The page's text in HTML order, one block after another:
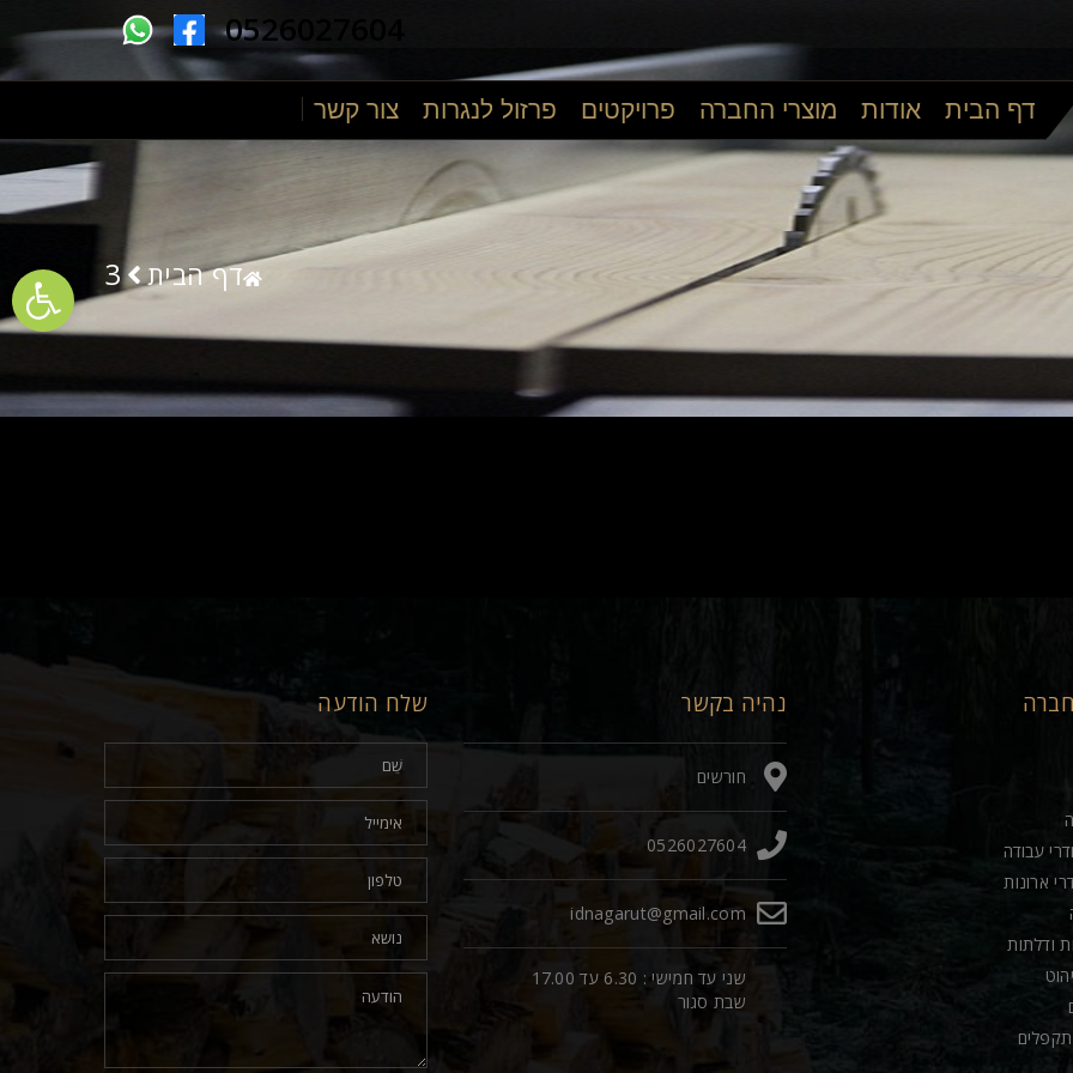
0526027604
דף הבית אודות מוצרי החברה פרויקטים פרזול לנגרות צור קשר
דף הבית 3
עבודה
ארונות
ודלתות
נהיה בקשר
חורשים
0526027604
idnagarut@gmail.com
שני עד חמישי : 6.30 עד 17.00
שבת סגור
שלח הודעה